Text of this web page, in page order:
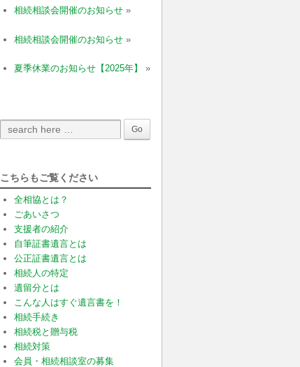
相続相談会開催のお知らせ»
相続相談会開催のお知らせ»
夏季休業のお知らせ【2025年】 »
こちらもご覧ください
全相協とは？
ごあいさつ
支援者の紹介
自筆証書遺言とは
公正証書遺言とは
相続人の特定
遺留分とは
こんな人はすぐ遺言書を！
相続手続き
相続税と贈与税
相続対策
会員・相続相談室の募集